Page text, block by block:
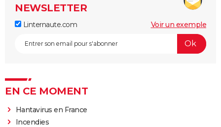
NEWSLETTER
Linternaute.com Voir un exemple
EN CE MOMENT
Hantavirus en France
Incendies